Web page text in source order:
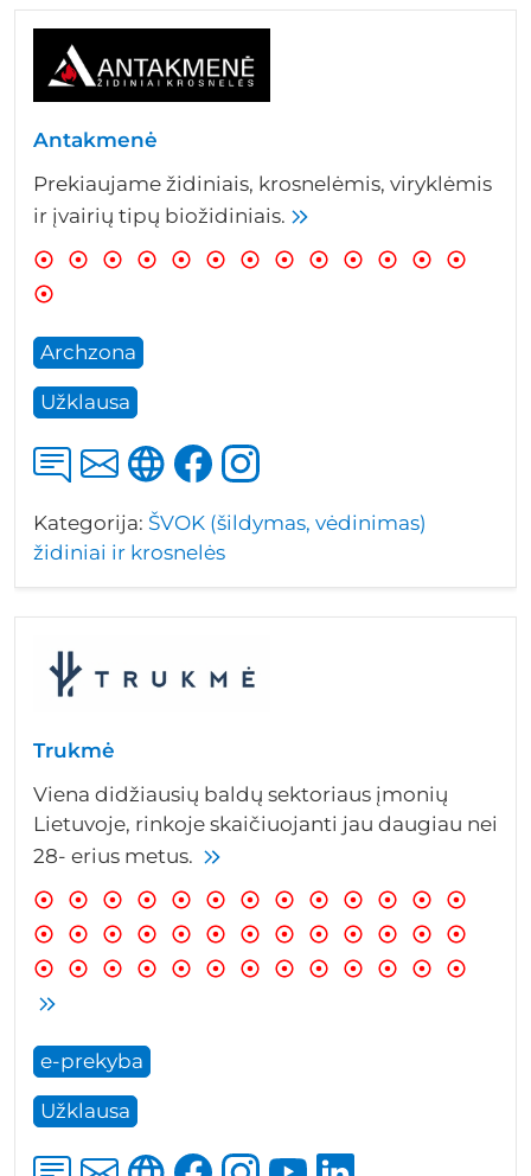
Antakmenė
Prekiaujame židiniais, krosnelėmis, viryklėmis
ir įvairių tipų biožidiniais.
Archzona
Užklausa
Kategorija: ŠVOK (šildymas, vėdinimas)
židiniai ir krosnelės
Trukmė
Viena didžiausių baldų sektoriaus įmonių
Lietuvoje, rinkoje skaičiuojanti jau daugiau nei
28- erius metus.
e-prekyba
Užklausa